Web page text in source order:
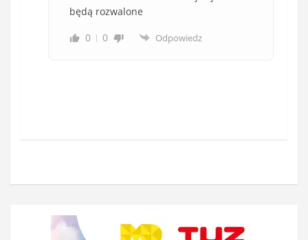
będą rozwalone
0
0 Odpowiedz